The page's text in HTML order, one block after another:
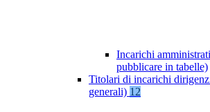
Incarichi
pubblicare in tabelle)
Titolari di incarichi
generali) 12